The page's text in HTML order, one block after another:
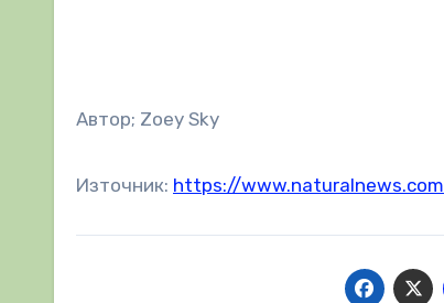
Автор; Zoey Sky
Източник: https://www.naturalnews.com